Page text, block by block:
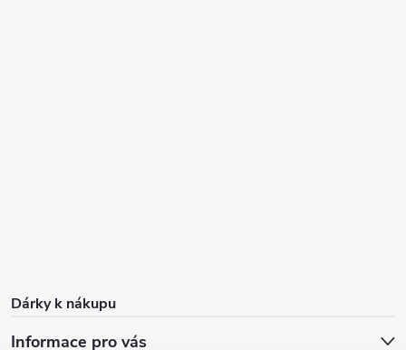
Dárky k nákupu
Informace pro vás